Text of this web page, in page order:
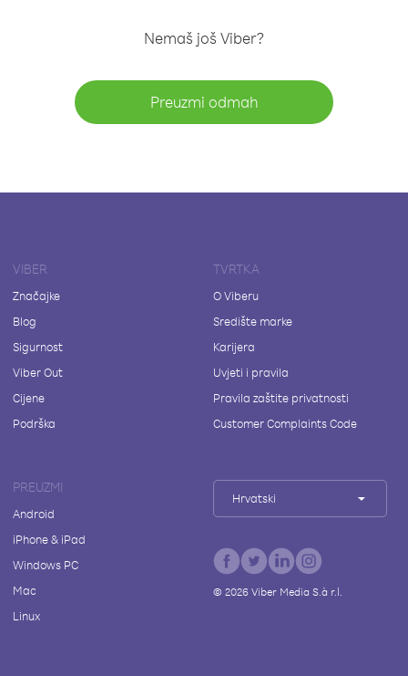
Nemaš još Viber?
Preuzmi odmah
VIBER
Značajke
Blog
Sigurnost
Viber Out
Cijene
Podrška
TVRTKA
O Viberu
Središte marke
Karijera
Uvjeti i pravila
Pravila zaštite privatnosti
Customer Complaints Code
PREUZMI
Android
iPhone & iPad
Windows PC
Mac
Linux
Hrvatski
© 2026Viber Media S.à r.l.